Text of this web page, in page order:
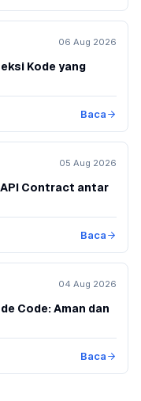
06 Aug 2026
Kode yang
Baca
05 Aug 2026
Contract antar
Baca
04 Aug 2026
Code: Aman dan
Baca